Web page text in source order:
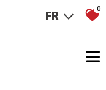
FR
0